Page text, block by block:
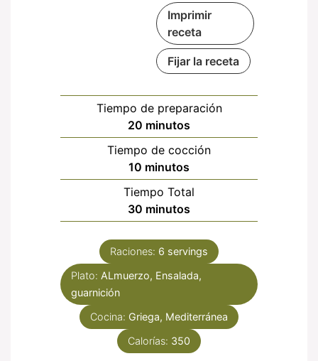
Imprimir
receta
Fijar la receta
Tiempo de preparación
20 minutos
minutos
Tiempo de cocción
10 minutos
minutos
Tiempo Total
30 minutos
minutos
Raciones: 6 servings
Plato: ALmuerzo, Ensalada,
guarnición
Cocina: Griega, Mediterránea
Calorías: 350